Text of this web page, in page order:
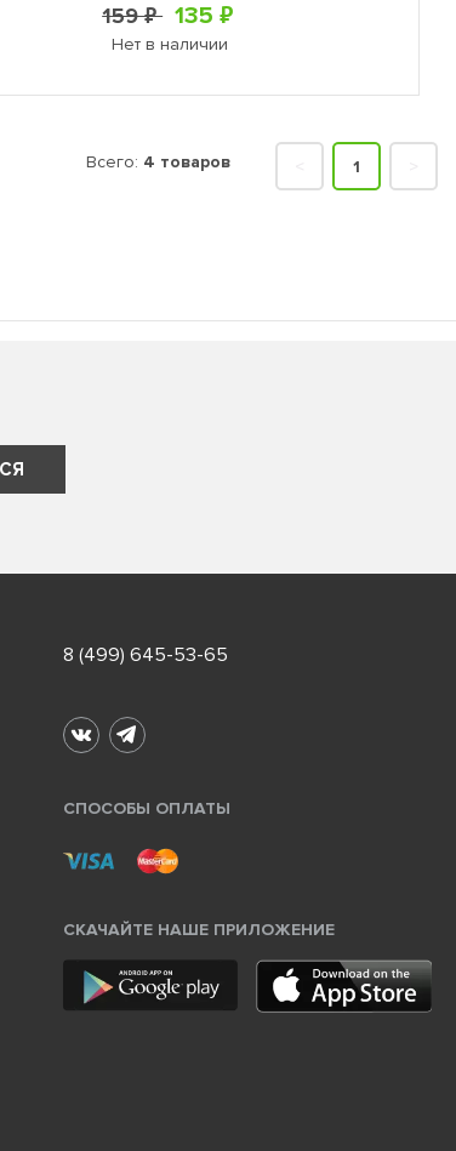
159 ₽ 135 ₽
Нет в наличии
Всего: 4 товаров 1
8 (499) 645-53-65
СПОСОБЫ ОПЛАТЫ
СКАЧАЙТЕ НАШЕ ПРИЛОЖЕНИЕ